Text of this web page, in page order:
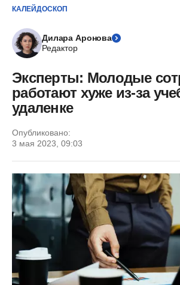
КАЛЕЙДОСКОП
Дилара Аронова
Редактор
Эксперты: Молодые
работают хуже из-за
удаленке
Опубликовано:
3 мая 2023, 09:03